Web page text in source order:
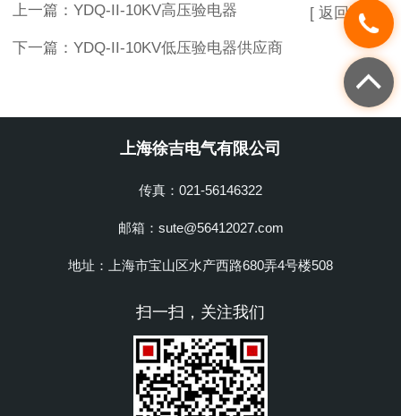
上一篇： YDQ-II-10KV高压验电器
下一篇： YDQ-II-10KV低压验电器供应商
[ 返回列表 ]
上海徐吉电气有限公司
传真：021-56146322
邮箱：sute@56412027.com
地址：上海市宝山区水产西路680弄4号楼508
扫一扫，关注我们